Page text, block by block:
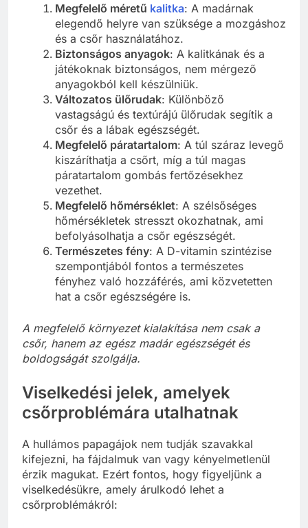
Megfelelő méretű kalitka: A madárnak
elegendő helyre van szüksége a mozgáshoz
és a csőr használatához.
Biztonságos anyagok: A kalitkának és a
játékoknak biztonságos, nem mérgező
anyagokból kell készülniük.
Változatos ülőrudak: Különböző
vastagságú és textúrájú ülőrudak segítik a
csőr és a lábak egészségét.
Megfelelő páratartalom: A túl száraz levegő
kiszáríthatja a csőrt, míg a túl magas
páratartalom gombás fertőzésekhez
vezethet.
Megfelelő hőmérséklet: A szélsőséges
hőmérsékletek stresszt okozhatnak, ami
befolyásolhatja a csőr egészségét.
Természetes fény: A D-vitamin szintézise
szempontjából fontos a természetes
fényhez való hozzáférés, ami közvetetten
hat a csőr egészségére is.
A megfelelő környezet kialakítása nem csak a
csőr, hanem az egész madár egészségét és
boldogságát szolgálja.
Viselkedési jelek, amelyek
csőrproblémára utalhatnak
A hullámos papagájok nem tudják szavakkal
kifejezni, ha fájdalmuk van vagy kényelmetlenül
érzik magukat. Ezért fontos, hogy figyeljünk a
viselkedésükre, amely árulkodó lehet a
csőrproblémákról: